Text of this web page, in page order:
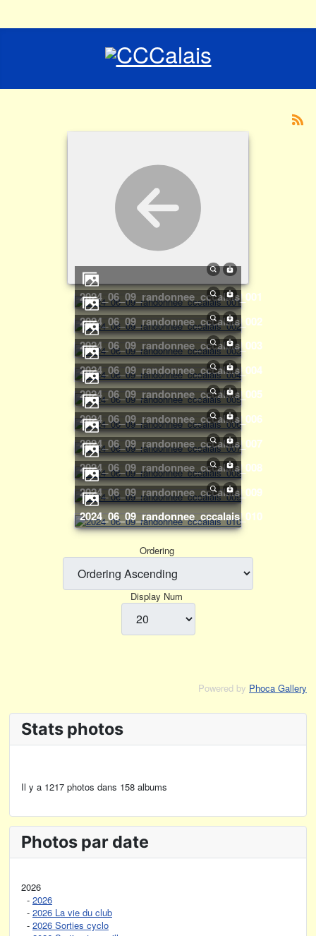
Stats photos
Il y a 1217 photos dans 158 albums
Photos par date
2026
- 2026
- 2026 La vie du club
- 2026 Sorties cyclo
2024_06_09_randonnee_cccalais_001
2024_06_09_randonnee_cccalais_002
2024_06_09_randonnee_cccalais_003
2024_06_09_randonnee_cccalais_004
2024_06_09_randonnee_cccalais_005
2024_06_09_randonnee_cccalais_006
2024_06_09_randonnee_cccalais_007
2024_06_09_randonnee_cccalais_008
2024_06_09_randonnee_cccalais_009
2024_06_09_randonnee_cccalais_010
Ordering
Display Num
Powered by Phoca Gallery